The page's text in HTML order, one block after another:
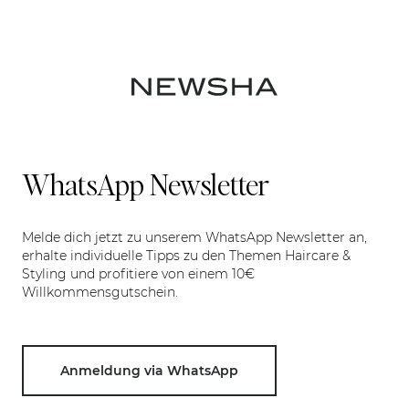
WhatsApp Newsletter
Melde dich jetzt zu unserem WhatsApp Newsletter an,
erhalte individuelle Tipps zu den Themen Haircare &
Styling und profitiere von einem 10€
Willkommensgutschein.
Anmeldung via WhatsApp